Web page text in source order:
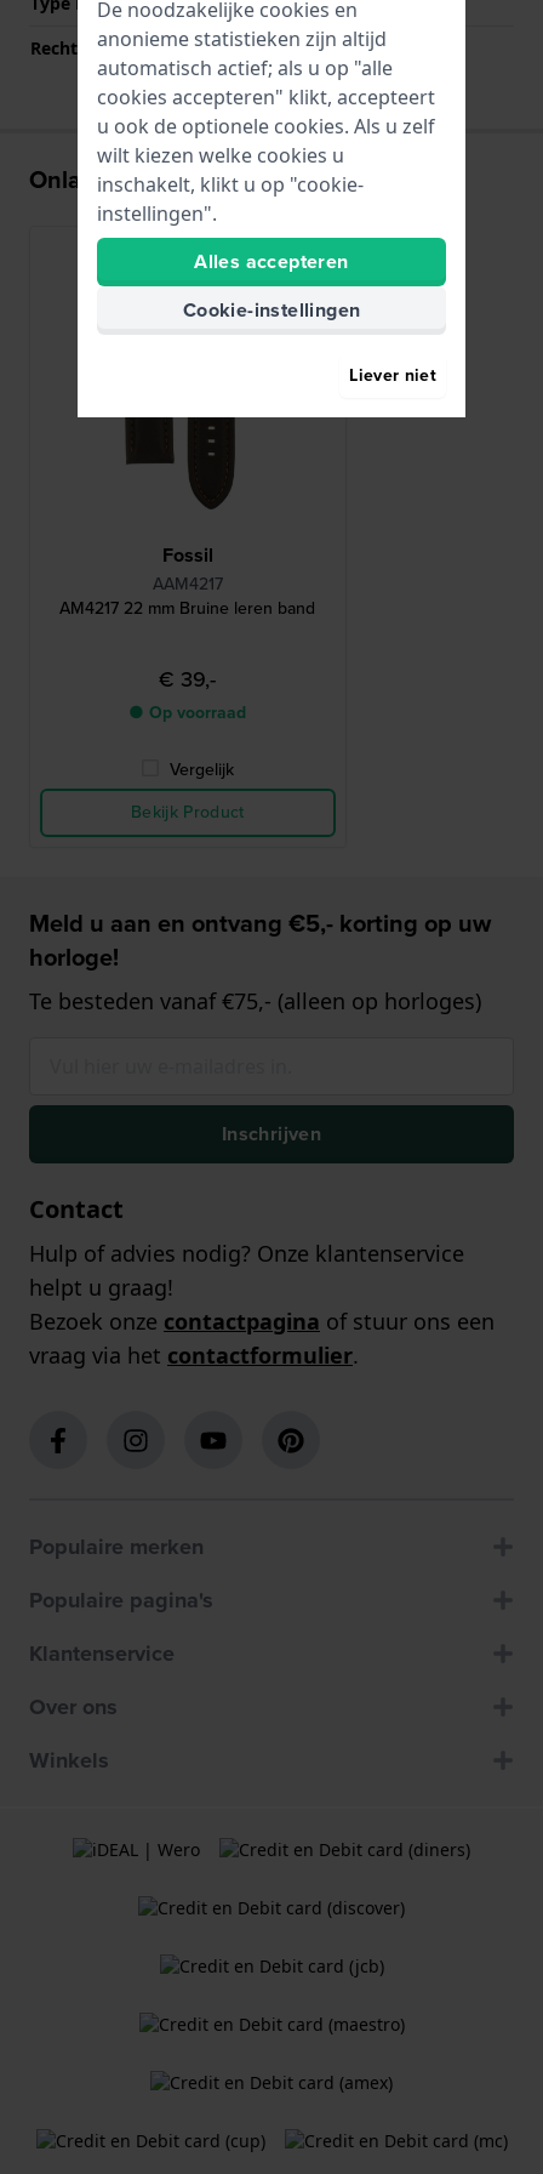
Rechte aanzet
Ja
Onlangs bekeken
Fossil
AAM4217
AM4217 22 mm Bruine leren band
€ 39,-
● Op voorraad
Vergelijk
Bekijk Product
Meld u aan en ontvang €5,- korting op uw
horloge!
Te besteden vanaf €75,- (alleen op horloges)
Inschrijven
Contact
Hulp of advies nodig? Onze klantenservice
helpt u graag!
Bezoek onze contactpagina of stuur ons een
vraag via het contactformulier.
Populaire merken
Populaire pagina's
Klantenservice
Over ons
Winkels
De noodzakelijke cookies en
anonieme statistieken zijn altijd
automatisch actief; als u op "alle
cookies accepteren" klikt, accepteert
u ook de optionele cookies. Als u zelf
wilt kiezen welke cookies u
inschakelt, klikt u op "cookie-
instellingen".
Alles accepteren
Cookie-instellingen
Liever niet